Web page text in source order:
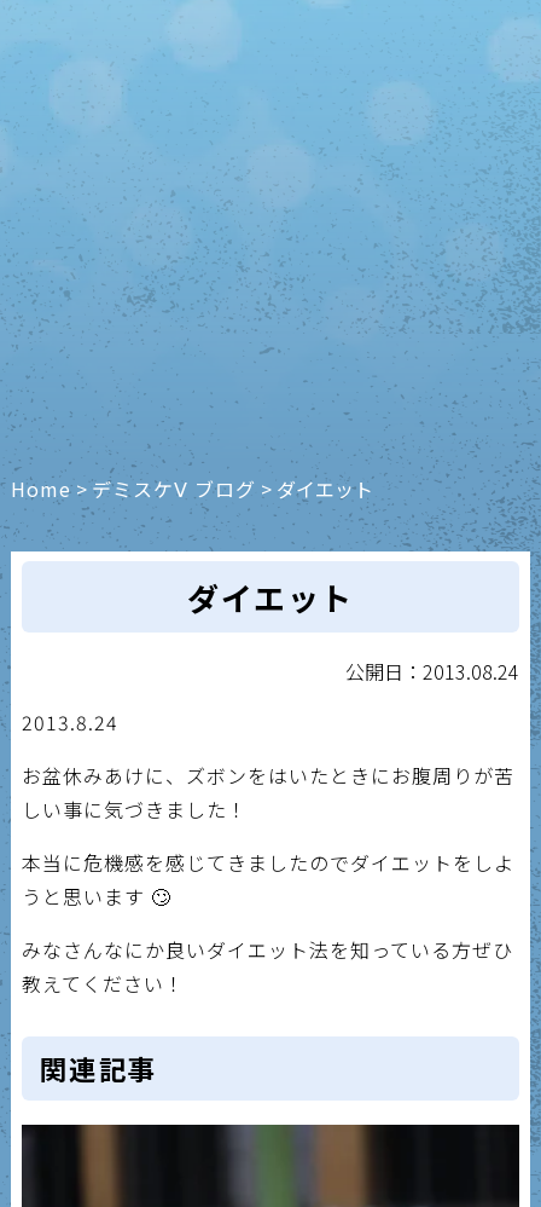
Home>デミスケⅤ ブログ > ダイエット
ダイエット
公開日：2013.08.24
2013.8.24
お盆休みあけに、ズボンをはいたときにお腹周りが苦
しい事に気づきました！
本当に危機感を感じてきましたのでダイエットをしよ
うと思います 🙄
みなさんなにか良いダイエット法を知っている方ぜひ
教えてください！
関連記事